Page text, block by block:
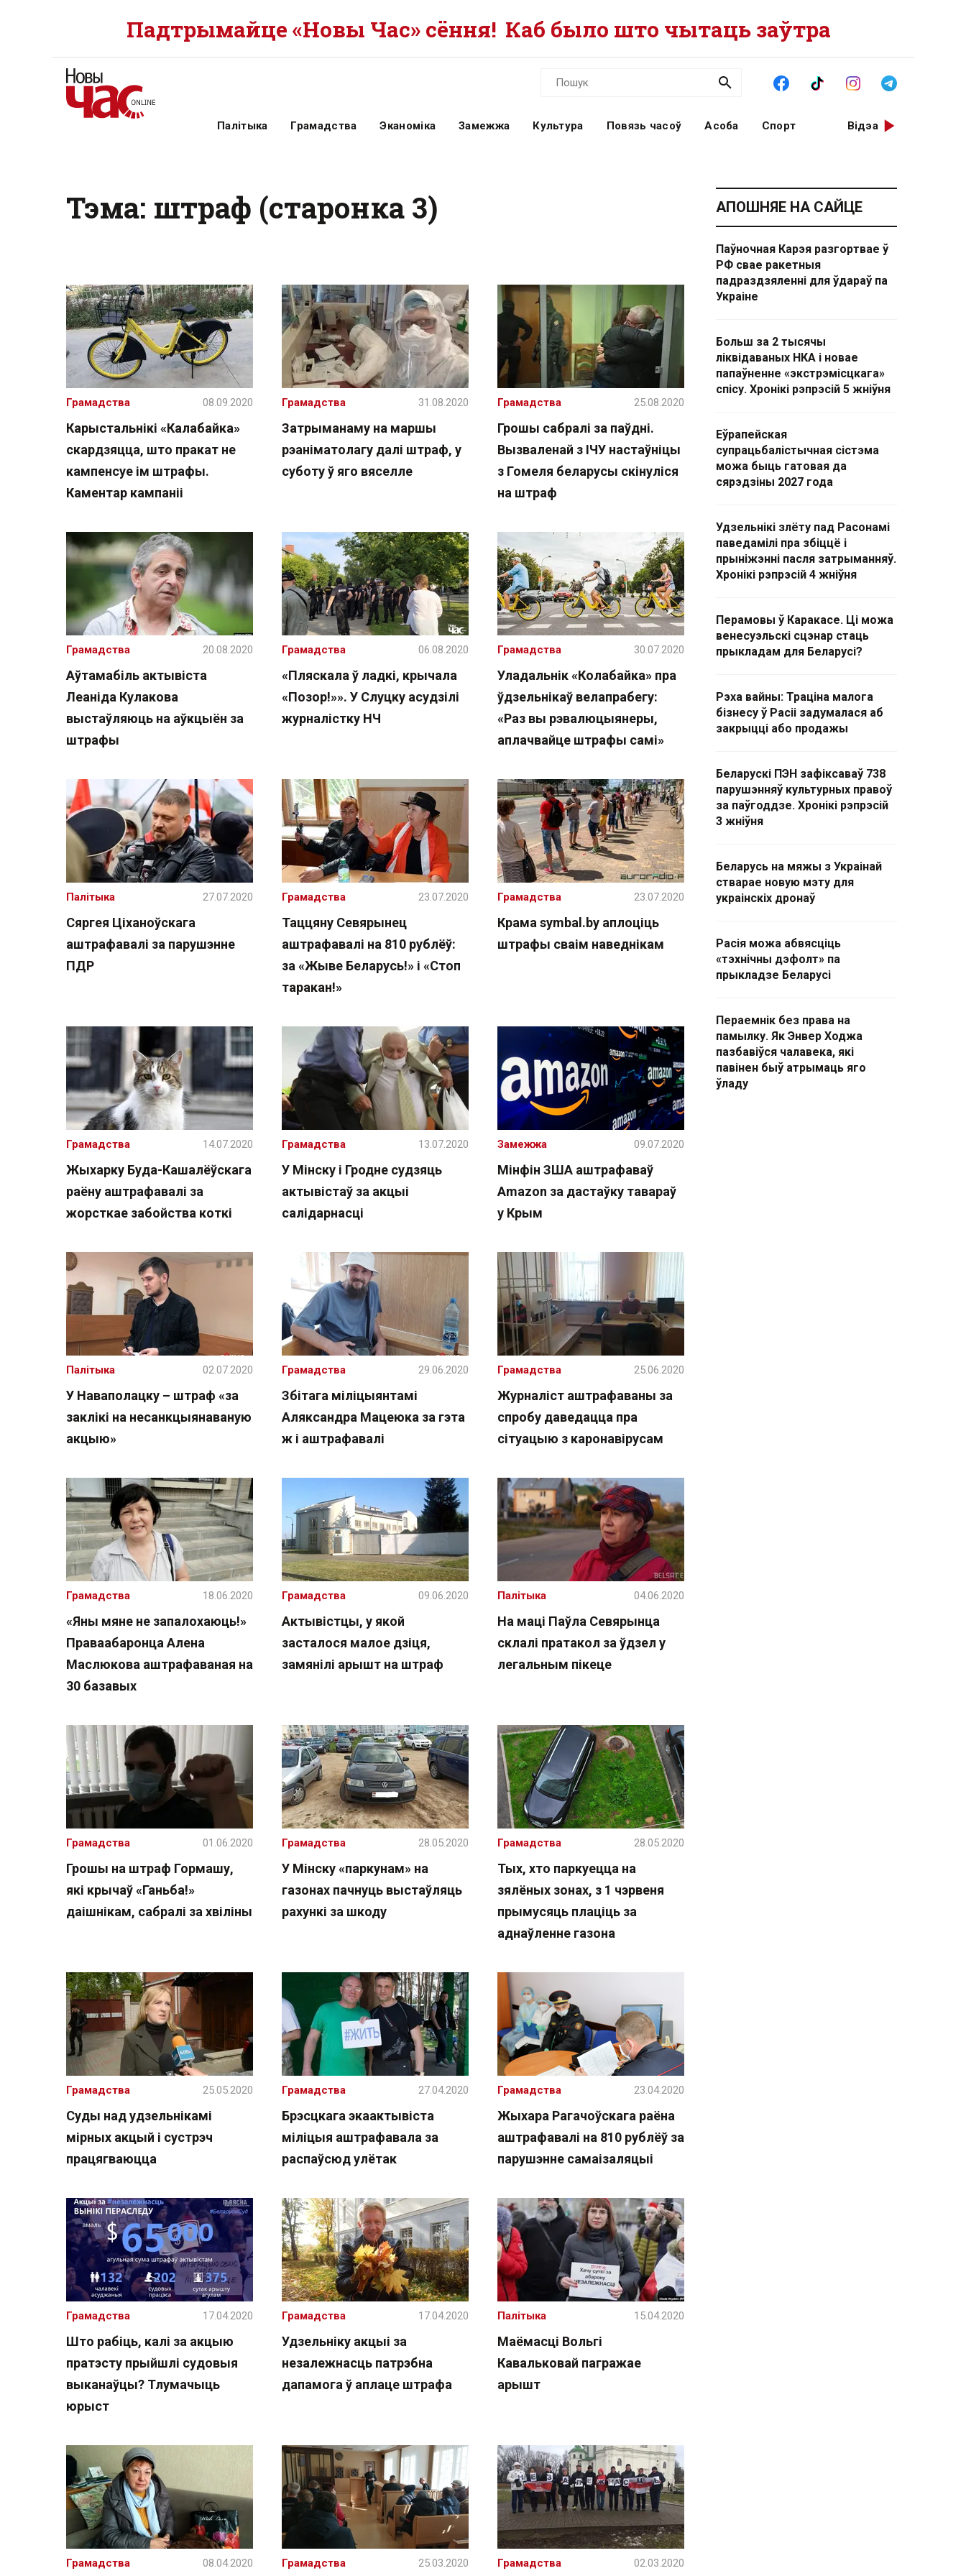
Падтрымайце «Новы Час» сёння! Каб было што чытаць заўтра
Палітыка Грамадства Эканоміка Замежжа Культура Повязь часоў Асоба Спорт Відэа
Тэма: штраф (старонка 3)
Карыстальнікі «Калабайка»
скардзяцца, што пракат не
кампенсуе ім штрафы.
Каментар кампаніі
Грамадства 08.09.2020
Затрыманаму на маршы
рэаніматолагу далі штраф, у
суботу ў яго вяселле
Грамадства 31.08.2020
Грошы сабралі за паўдні.
Вызваленай з ІЧУ настаўніцы
з Гомеля беларусы скінуліся
на штраф
Грамадства 25.08.2020
Аўтамабіль актывіста
Леаніда Кулакова
выстаўляюць на аўкцыён за
штрафы
Грамадства 20.08.2020
«Пляскала ў ладкі, крычала
«Позор!»». У Слуцку асудзілі
журналістку НЧ
Грамадства 06.08.2020
Уладальнік «Колабайка» пра
ўдзельнікаў велапрабегу:
«Раз вы рэвалюцыянеры,
аплачвайце штрафы самі»
Грамадства 30.07.2020
Сяргея Ціханоўскага
аштрафавалі за парушэнне
ПДР
Палітыка 27.07.2020
Таццяну Севярынец
аштрафавалі на 810 рублёў:
за «Жыве Беларусь!» і «Стоп
таракан!»
Грамадства 23.07.2020
Крама symbal.by аплоціць
штрафы сваім наведнікам
Грамадства 23.07.2020
Жыхарку Буда-Кашалёўскага
раёну аштрафавалі за
жорсткае забойства коткі
Грамадства 14.07.2020
У Мінску і Гродне судзяць
актывістаў за акцыі
салідарнасці
Грамадства 13.07.2020
Мінфін ЗША аштрафаваў
Amazon за дастаўку тавараў
у Крым
Замежжа 09.07.2020
У Наваполацку – штраф «за
заклікі на несанкцыянаваную
акцыю»
Палітыка 02.07.2020
Збітага міліцыянтамі
Аляксандра Мацеюка за гэта
ж і аштрафавалі
Грамадства 29.06.2020
Журналіст аштрафаваны за
спробу даведацца пра
сітуацыю з каронавірусам
Грамадства 25.06.2020
«Яны мяне не запалохаюць!»
Праваабаронца Алена
Маслюкова аштрафаваная на
30 базавых
Грамадства 18.06.2020
Актывістцы, у якой
засталося малое дзіця,
замянілі арышт на штраф
Грамадства 09.06.2020
На маці Паўла Севярынца
склалі пратакол за ўдзел у
легальным пікеце
Палітыка 04.06.2020
Грошы на штраф Гормашу,
які крычаў «Ганьба!»
даішнікам, сабралі за хвіліны
Грамадства 01.06.2020
У Мінску «паркунам» на
газонах пачнуць выстаўляць
рахункі за шкоду
Грамадства 28.05.2020
Тых, хто паркуецца на
зялёных зонах, з 1 чэрвеня
прымусяць плаціць за
аднаўленне газона
Грамадства 28.05.2020
Суды над удзельнікамі
мірных акцый і сустрэч
працягваюцца
Грамадства 25.05.2020
Брэсцкага экаактывіста
міліцыя аштрафавала за
распаўсюд улётак
Грамадства 27.04.2020
Жыхара Рагачоўскага раёна
аштрафавалі на 810 рублёў за
парушэнне самаізаляцыі
Грамадства 23.04.2020
Што рабіць, калі за акцыю
пратэсту прыйшлі судовыя
выканаўцы? Тлумачыць
юрыст
Грамадства 17.04.2020
Удзельніку акцыі за
незалежнасць патрэбна
дапамога ў аплаце штрафа
Грамадства 17.04.2020
Маёмасці Вольгі
Кавальковай пагражае
арышт
Палітыка 15.04.2020
Грамадства 08.04.2020 Грамадства 25.03.2020 Грамадства 02.03.2020
АПОШНЯЕ НА САЙЦЕ
Паўночная Карэя разгортвае ў
РФ свае ракетныя
падраздзяленні для ўдараў па
Украіне
Больш за 2 тысячы
ліквідаваных НКА і новае
папаўненне «экстрэмісцкага»
спісу. Хронікі рэпрэсій 5 жніўня
Еўрапейская
супрацьбалістычная сістэма
можа быць гатовая да
сярэдзіны 2027 года
Удзельнікі злёту пад Расонамі
паведамілі пра збіццё і
прыніжэнні пасля затрыманняў.
Хронікі рэпрэсій 4 жніўня
Перамовы ў Каракасе. Ці можа
венесуэльскі сцэнар стаць
прыкладам для Беларусі?
Рэха вайны: Траціна малога
бізнесу ў Расіі задумалася аб
закрыцці або продажы
Беларускі ПЭН зафіксаваў 738
парушэнняў культурных правоў
за паўгоддзе. Хронікі рэпрэсій
3 жніўня
Беларусь на мяжы з Украінай
стварае новую мэту для
украінскіх дронаў
Расія можа абвясціць
«тэхнічны дэфолт» па
прыкладзе Беларусі
Пераемнік без права на
памылку. Як Энвер Ходжа
пазбавіўся чалавека, які
павінен быў атрымаць яго
ўладу